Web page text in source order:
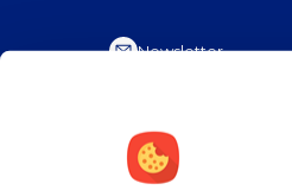
Newsletter